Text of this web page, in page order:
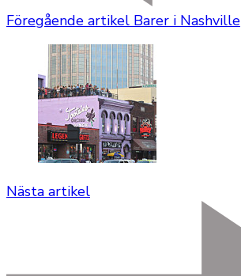
Föregående artikel Barer i Nashville
Nästa artikel